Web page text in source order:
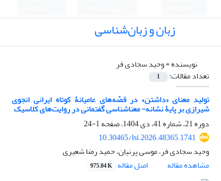
زبان و زبان‌شناسی
نویسنده =وحید سجادی فر
تعداد مقالات:
1
تولید معنای «داشتن» در قصّه‌های عامیانۀ کوتاه ایرانی انجوی
شیرازی بر پایۀ نشانه- معناشناسی گفتمانی در روایت‌های کلاسیک
دوره 21، شماره 41، دی 1404، صفحه
1-24
10.30465/lsi.2026.48365.1741
وحید سجادی فر، موسی پرنیان، حمید رضا شعیری
مشاهده مقاله
اصل مقاله 975.04 K